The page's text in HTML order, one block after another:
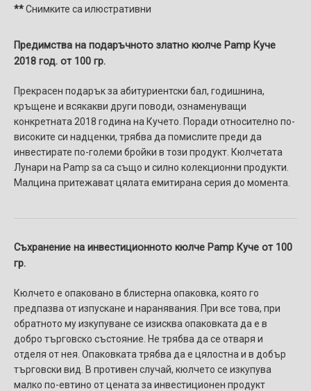
**Снимките са илюстративни
Предимства на подаръчното златно кюлче Pamp Куче
2018 год. от 100 гр.
Прекрасен подарък за абитуриентски бал, годишнина,
кръщене и всякакви други поводи, ознаменуващи
конкретната 2018 година на Кучето. Поради относително по-
високите си надценки, трябва да помислите преди да
инвестирате по-големи бройки в този продукт. Кюлчетата
Лунари на Pamp sa са също и силно колекционни продукти.
Малцина притежават цялата емитирана серия до момента.
Съхранение на инвестиционното кюлче Pamp Куче от 100
гр.
Кюлчето е опаковано в блистерна опаковка, която го
предпазва от изпускане и наранявания. При все това, при
обратното му изкупуване се изисква опаковката да е в
добро търговско състояние. Не трябва да се отваря и
отделя от нея. Опаковката трябва да е цялостна и в добър
търговски вид. В противен случай, кюлчето се изкупува
малко по-евтино от цената за инвестиционен продукт